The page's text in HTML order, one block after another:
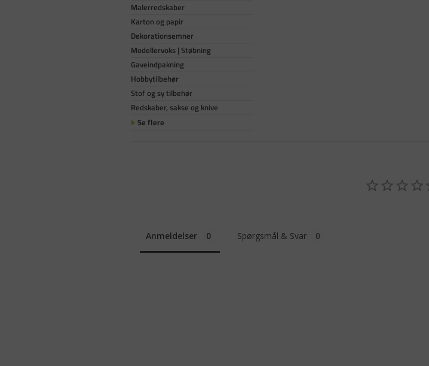
Malerredskaber
Karton og papir
Dekorationsemner
Modellervoks | Støbning
Gaveindpakning
Hobbytilbehør
Stof og sy tilbehør
Redskaber, sakse og knive
Se flere
Anmeldelser Spørgsmål & Svar